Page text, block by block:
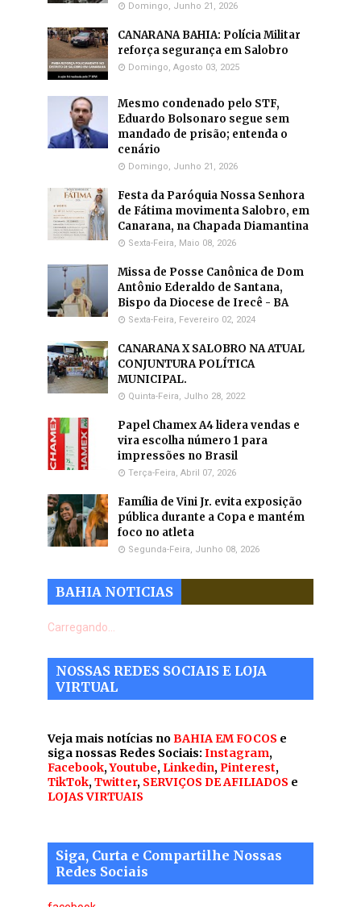
Domingo, Junho 21, 2026
CANARANA BAHIA: Polícia Militar
reforça segurança em Salobro
Domingo, Agosto 03, 2025
Mesmo condenado pelo STF,
Eduardo Bolsonaro segue sem
mandado de prisão; entenda o
cenário
Domingo, Junho 21, 2026
Festa da Paróquia Nossa Senhora
de Fátima movimenta Salobro, em
Canarana, na Chapada Diamantina
Sexta-Feira, Maio 08, 2026
Missa de Posse Canônica de Dom
Antônio Ederaldo de Santana,
Bispo da Diocese de Irecê - BA
Sexta-Feira, Fevereiro 02, 2024
CANARANA X SALOBRO NA ATUAL
CONJUNTURA POLÍTICA
MUNICIPAL.
Quinta-Feira, Julho 28, 2022
Papel Chamex A4 lidera vendas e
vira escolha número 1 para
impressões no Brasil
Terça-Feira, Abril 07, 2026
Família de Vini Jr. evita exposição
pública durante a Copa e mantém
foco no atleta
Segunda-Feira, Junho 08, 2026
BAHIA NOTICIAS
Carregando...
NOSSAS REDES SOCIAIS E LOJA
VIRTUAL
Veja mais notícias noBAHIA EM FOCOS e
siga nossas Redes Sociais: Instagram,
Facebook,Youtube, Linkedin,Pinterest,
TikTok,Twitter, SERVIÇOS DE AFILIADOS e
LOJAS VIRTUAIS
Siga, Curta e Compartilhe Nossas
Redes Sociais